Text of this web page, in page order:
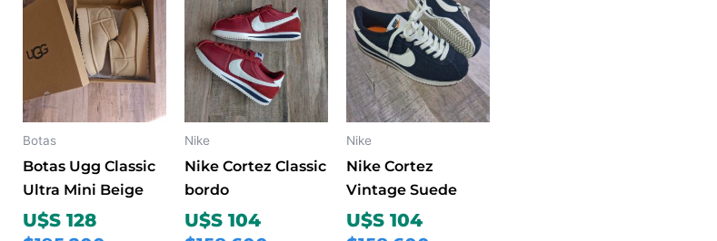
Botas
Botas Ugg Classic
Ultra Mini Beige
U$S 128
producto
tiene
múltiples
variantes.
Las
elegir
Nike
Nike Cortez Classic
bordo
U$S 104
producto
tiene
múltiples
variantes.
Las
pueden
Nike
Nike Cortez
Vintage Suede
U$S 104
producto
tiene
múltiples
variantes.
Las